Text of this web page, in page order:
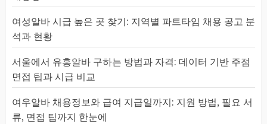
여성알바 시급 높은 곳 찾기: 지역별 파트타임 채용 공고 분
석과 현황
서울에서 유흥알바 구하는 방법과 자격: 데이터 기반 주점
면접 팁과 시급 비교
여우알바 채용정보와 급여 지급일까지: 지원 방법, 필요 서
류, 면접 팁까지 한눈에